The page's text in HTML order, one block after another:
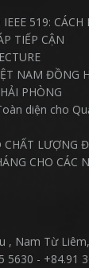
519: CÁCH
TIẾP CẬN
NAM ĐỒNG
PHÒNG
diện cho
CHẤT LƯỢNG
CHO CÁC
, Nam Từ
5630 - +84.91